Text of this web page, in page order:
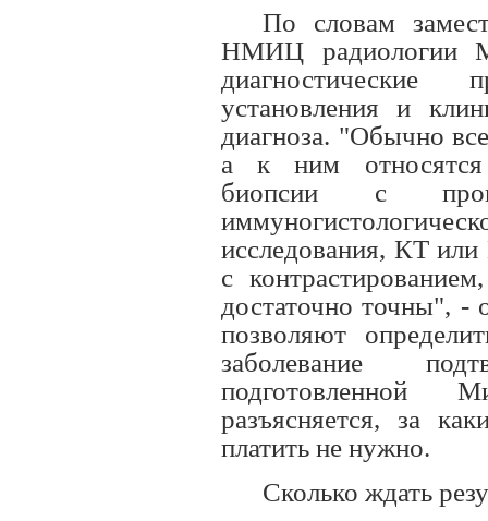
По словам
НМИЦ радиологии
установления и
диагноза. "Обычно
а к ним относятся
биопсии с
исследования, КТ
с
достаточно точны", -
позволяют
заболевание
подготовленной
разъясняется, за
платить не нужно.
Сколько ждать